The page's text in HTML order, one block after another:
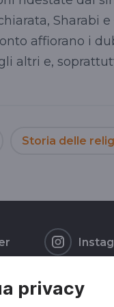
privacy
Sharabi e
affiorano i
altri e,
Storia delle